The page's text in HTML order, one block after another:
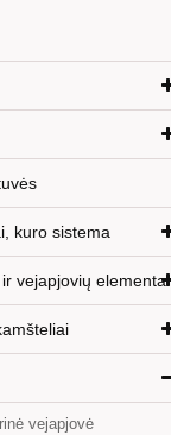
kuro sistema
vejapjovių elementai
vejapjovė